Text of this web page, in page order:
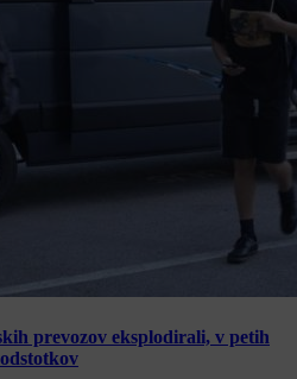
prevozov eksplodirali, v petih